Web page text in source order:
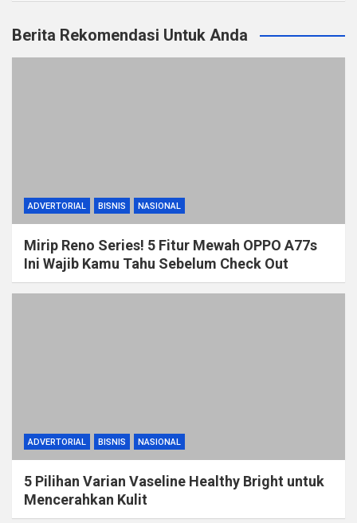
Berita Rekomendasi Untuk Anda
ADVERTORIAL BISNIS NASIONAL
Mirip Reno Series! 5 Fitur Mewah OPPO A77s
Ini Wajib Kamu Tahu Sebelum Check Out
ADVERTORIAL BISNIS NASIONAL
5 Pilihan Varian Vaseline Healthy Bright untuk
Mencerahkan Kulit